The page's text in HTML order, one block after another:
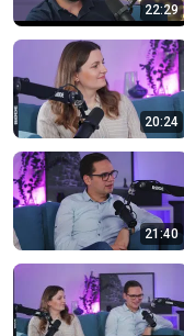
22:29
20:24
21:40